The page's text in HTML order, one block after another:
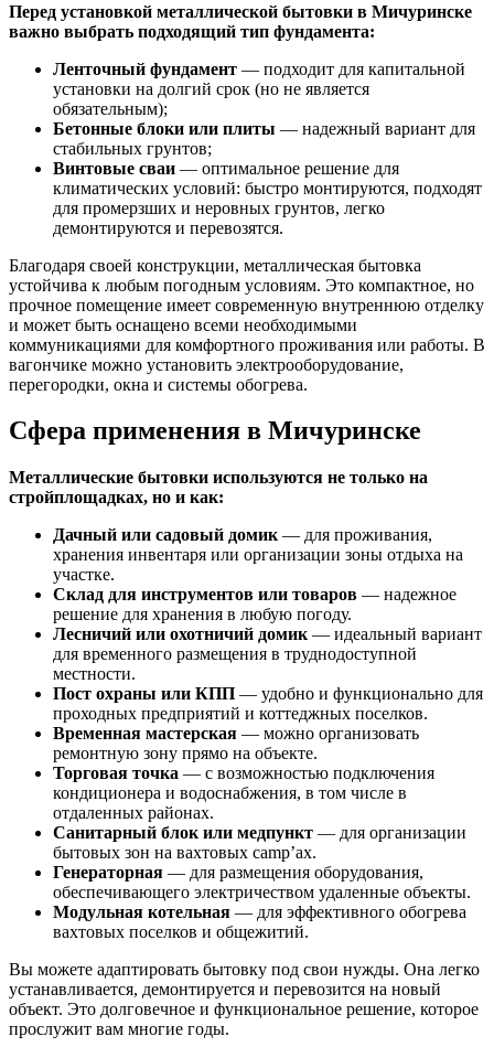
Перед установкой металлической бытовки в Мичуринске
важно выбрать подходящий тип фундамента:
Ленточный фундамент — подходит для капитальной
установки на долгий срок (но не является
обязательным);
Бетонные блоки или плиты — надежный вариант для
стабильных грунтов;
Винтовые сваи — оптимальное решение для
климатических условий: быстро монтируются, подходят
для промерзших и неровных грунтов, легко
демонтируются и перевозятся.
Благодаря своей конструкции, металлическая бытовка
устойчива к любым погодным условиям. Это компактное, но
прочное помещение имеет современную внутреннюю отделку
и может быть оснащено всеми необходимыми
коммуникациями для комфортного проживания или работы. В
вагончике можно установить электрооборудование,
перегородки, окна и системы обогрева.
Сфера применения в Мичуринске
Металлические бытовки используются не только на
стройплощадках, но и как:
Дачный или садовый домик — для проживания,
хранения инвентаря или организации зоны отдыха на
участке.
Склад для инструментов или товаров — надежное
решение для хранения в любую погоду.
Лесничий или охотничий домик — идеальный вариант
для временного размещения в труднодоступной
местности.
Пост охраны или КПП — удобно и функционально для
проходных предприятий и коттеджных поселков.
Временная мастерская — можно организовать
ремонтную зону прямо на объекте.
Торговая точка — с возможностью подключения
кондиционера и водоснабжения, в том числе в
отдаленных районах.
Санитарный блок или медпункт — для организации
бытовых зон на вахтовых camp’ах.
Генераторная — для размещения оборудования,
обеспечивающего электричеством удаленные объекты.
Модульная котельная — для эффективного обогрева
вахтовых поселков и общежитий.
Вы можете адаптировать бытовку под свои нужды. Она легко
устанавливается, демонтируется и перевозится на новый
объект. Это долговечное и функциональное решение, которое
прослужит вам многие годы.